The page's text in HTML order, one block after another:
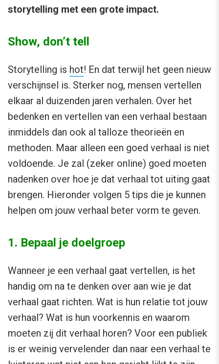
storytelling met een grote impact.
Show, don’t tell
Storytelling is hot! En dat terwijl het geen nieuw
verschijnsel is. Sterker nog, mensen vertellen
elkaar al duizenden jaren verhalen. Over het
bedenken en vertellen van een verhaal bestaan
inmiddels dan ook al talloze theorieën en
methoden. Maar alleen een goed verhaal is niet
voldoende. Je zal (zeker online) goed moeten
nadenken over hoe je dat verhaal tot uiting gaat
brengen. Hieronder volgen 5 tips die je kunnen
helpen om jouw verhaal beter vorm te geven.
1. Bepaal je doelgroep
Wanneer je een verhaal gaat vertellen, is het
handig om na te denken over aan wie je dat
verhaal gaat richten. Wat is hun relatie tot jouw
verhaal? Wat is hun voorkennis en waarom
moeten zij dit verhaal horen? Voor een publiek
is er weinig vervelender dan naar een verhaal te